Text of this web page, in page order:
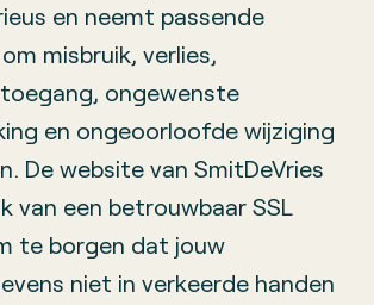
en neemt passende
misbruik, verlies,
ongewenste
en ongeoorloofde wijziging
De website van SmitDeVries
van een betrouwbaar SSL
te borgen dat jouw
niet in verkeerde handen